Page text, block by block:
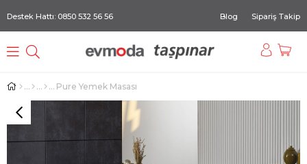
Destek Hattı: 0850 532 56 56 Blog Sipariş Takip
Pure Yemek Masası